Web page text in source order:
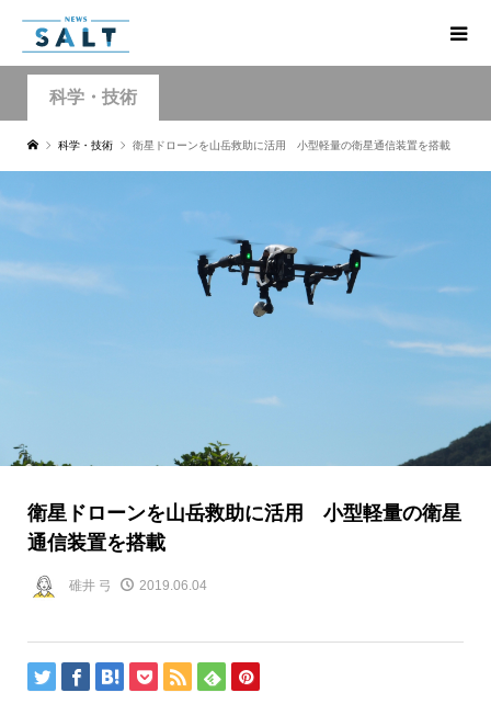
科学・技術
科学・技術 衛星ドローンを山岳救助に活用 小型軽量の衛星通信装置を搭載
衛星ドローンを山岳救助に活用 小型軽量の衛星
通信装置を搭載
碓井 弓 2019.06.04